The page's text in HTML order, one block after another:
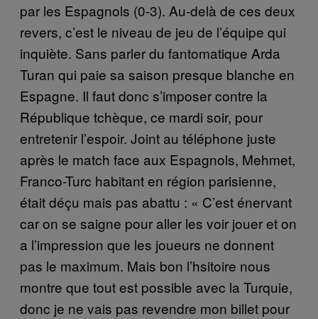
par les Espagnols (0-3). Au-delà de ces deux
revers, c’est le niveau de jeu de l’équipe qui
inquiète. Sans parler du fantomatique Arda
Turan qui paie sa saison presque blanche en
Espagne. Il faut donc s’imposer contre la
République tchèque, ce mardi soir, pour
entretenir l’espoir. Joint au téléphone juste
après le match face aux Espagnols, Mehmet,
Franco-Turc habitant en région parisienne,
était déçu mais pas abattu : « C’est énervant
car on se saigne pour aller les voir jouer et on
a l’impression que les joueurs ne donnent
pas le maximum. Mais bon l’hsitoire nous
montre que tout est possible avec la Turquie,
donc je ne vais pas revendre mon billet pour